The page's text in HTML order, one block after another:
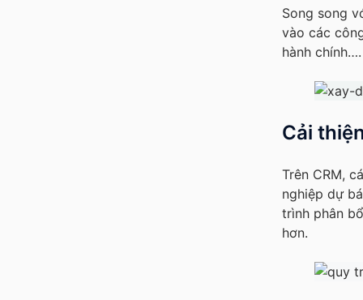
Song song
vào các
hành chính….
Cải
Trên CRM,
nghiệp dự
trình phân
hơn.